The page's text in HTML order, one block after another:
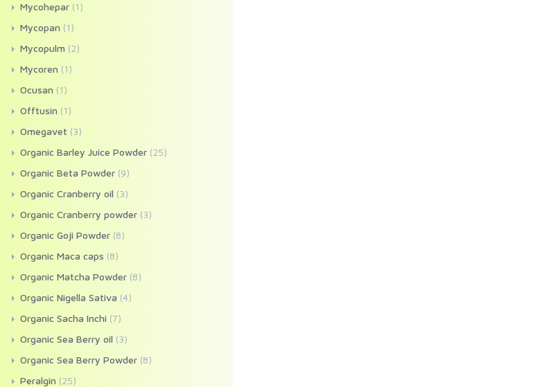
Mycohepar (1)
Mycopan (1)
Mycopulm (2)
Mycoren (1)
Ocusan (1)
Offtusin (1)
Omegavet (3)
Organic Barley Juice Powder (25)
Organic Beta Powder (9)
Organic Cranberry oil (3)
Organic Cranberry powder (3)
Organic Goji Powder (8)
Organic Maca caps (8)
Organic Matcha Powder (8)
Organic Nigella Sativa (4)
Organic Sacha Inchi (7)
Organic Sea Berry oil (3)
Organic Sea Berry Powder (8)
Peralgin (25)